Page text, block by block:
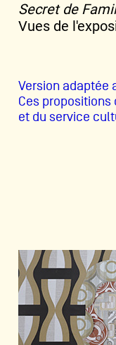
Secret de
Vues de
Version adaptée
Ces
et du service